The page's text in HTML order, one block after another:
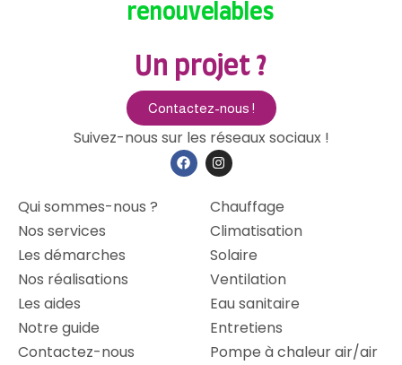
renouvelables
Un projet ?
Contactez-nous !
Suivez-nous sur les réseaux sociaux !
Qui sommes-nous ?
Nos services
Les démarches
Nos réalisations
Les aides
Notre guide
Contactez-nous
Chauffage
Climatisation
Solaire
Ventilation
Eau sanitaire
Entretiens
Pompe à chaleur air/air